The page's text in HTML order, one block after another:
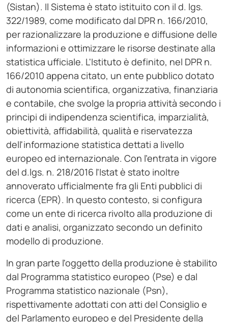
(Sistan). Il Sistema è stato istituito con il d. lgs.
322/1989, come modificato dal DPR n. 166/2010,
per razionalizzare la produzione e diffusione delle
informazioni e ottimizzare le risorse destinate alla
statistica ufficiale. L'Istituto è definito, nel DPR n.
166/2010 appena citato, un ente pubblico dotato
di autonomia scientifica, organizzativa, finanziaria
e contabile, che svolge la propria attività secondo i
principi di indipendenza scientifica, imparzialità,
obiettività, affidabilità, qualità e riservatezza
dell'informazione statistica dettati a livello
europeo ed internazionale. Con l'entrata in vigore
del d.lgs. n. 218/2016 l'Istat è stato inoltre
annoverato ufficialmente fra gli Enti pubblici di
ricerca (EPR). In questo contesto, si configura
come un ente di ricerca rivolto alla produzione di
dati e analisi, organizzato secondo un definito
modello di produzione.
In gran parte l'oggetto della produzione è stabilito
dal Programma statistico europeo (Pse) e dal
Programma statistico nazionale (Psn),
rispettivamente adottati con atti del Consiglio e
del Parlamento europeo e del Presidente della